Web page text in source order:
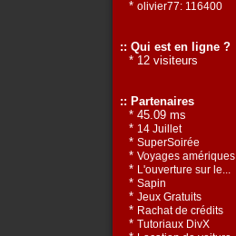
* olivier77: 116400
:: Qui est en ligne ?
* 12 visiteurs
:: Partenaires
* 45.09 ms
* 14 Juillet
* SuperSoirée
* Voyages amériques
* L'ouverture sur le...
* Sapin
* Jeux Gratuits
* Rachat de crédits
* Tutoriaux DivX